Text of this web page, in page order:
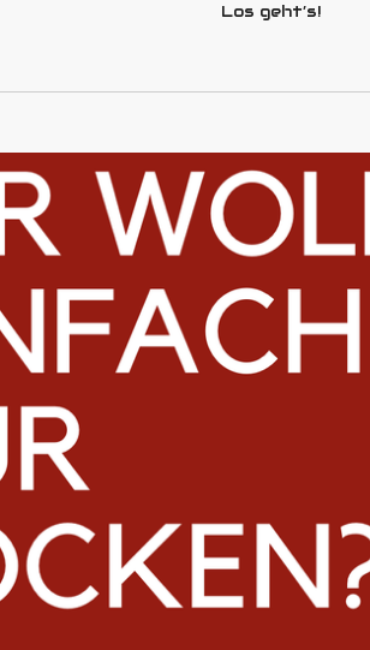
Los geht’s!